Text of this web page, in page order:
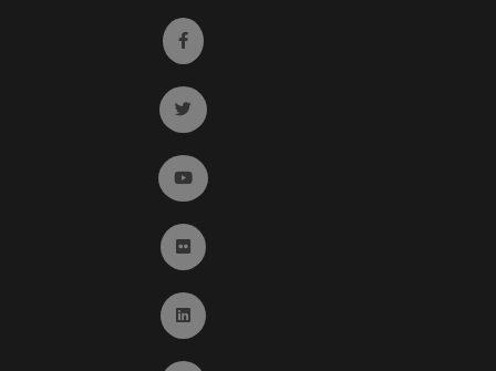
Ir a facebook (abre en ventana nueva)
Ir a twitter (abre en ventana nueva)
Ir a YouTube (abre en ventana nueva)
Ir a Flickr (abre en ventana nueva)
Ir a Linkedin (abre en ventana nueva)